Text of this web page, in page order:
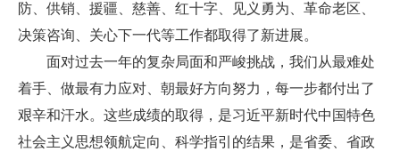
防、供销、援疆、慈善、红十字、见义勇为、革命老区、
决策咨询、关心下一代等工作都取得了新进展。
面对过去一年的复杂局面和严峻挑战，我们从最难处
着手、做最有力应对、朝最好方向努力，每一步都付出了
艰辛和汗水。这些成绩的取得，是习近平新时代中国特色
社会主义思想领航定向、科学指引的结果，是省委、省政